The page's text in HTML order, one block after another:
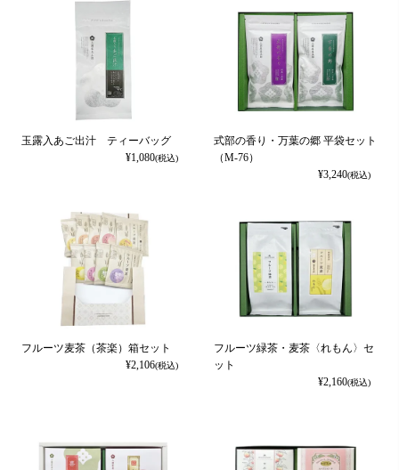
玉露入あご出汁 ティーバッグ
¥1,080(税込)
式部の香り・万葉の郷 平袋セット
（M-76）
¥3,240(税込)
フルーツ麦茶（茶楽）箱セット
¥2,106(税込)
フルーツ緑茶・麦茶〈れもん〉セ
ット
¥2,160(税込)